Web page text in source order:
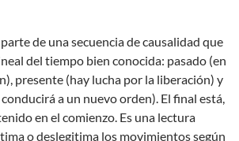
de una secuencia de causalidad que
del tiempo bien conocida: pasado (en
presente (hay lucha por la liberación) y
a un nuevo orden). El final está,
en el comienzo. Es una lectura
o deslegitima los movimientos según